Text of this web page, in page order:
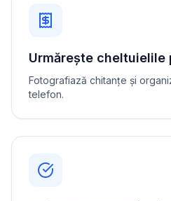
Urmărește cheltuielile
Fotografiază chitanțe și
telefon.